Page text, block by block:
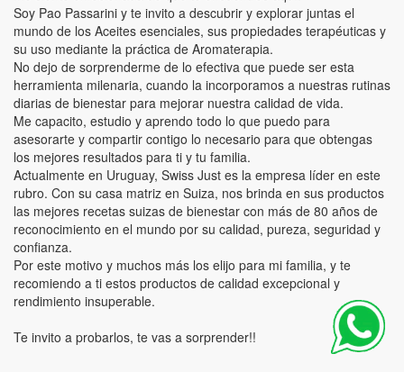
Soy Pao Passarini y te invito a descubrir y explorar juntas el
mundo de los Aceites esenciales, sus propiedades terapéuticas y
su uso mediante la práctica de Aromaterapia.
No dejo de sorprenderme de lo efectiva que puede ser esta
herramienta milenaria, cuando la incorporamos a nuestras rutinas
diarias de bienestar para mejorar nuestra calidad de vida.
Me capacito, estudio y aprendo todo lo que puedo para
asesorarte y compartir contigo lo necesario para que obtengas
los mejores resultados para ti y tu familia.
Actualmente en Uruguay, Swiss Just es la empresa líder en este
rubro. Con su casa matriz en Suiza, nos brinda en sus productos
las mejores recetas suizas de bienestar con más de 80 años de
reconocimiento en el mundo por su calidad, pureza, seguridad y
confianza.
Por este motivo y muchos más los elijo para mi familia, y te
recomiendo a ti estos productos de calidad excepcional y
rendimiento insuperable.
Te invito a probarlos, te vas a sorprender!!